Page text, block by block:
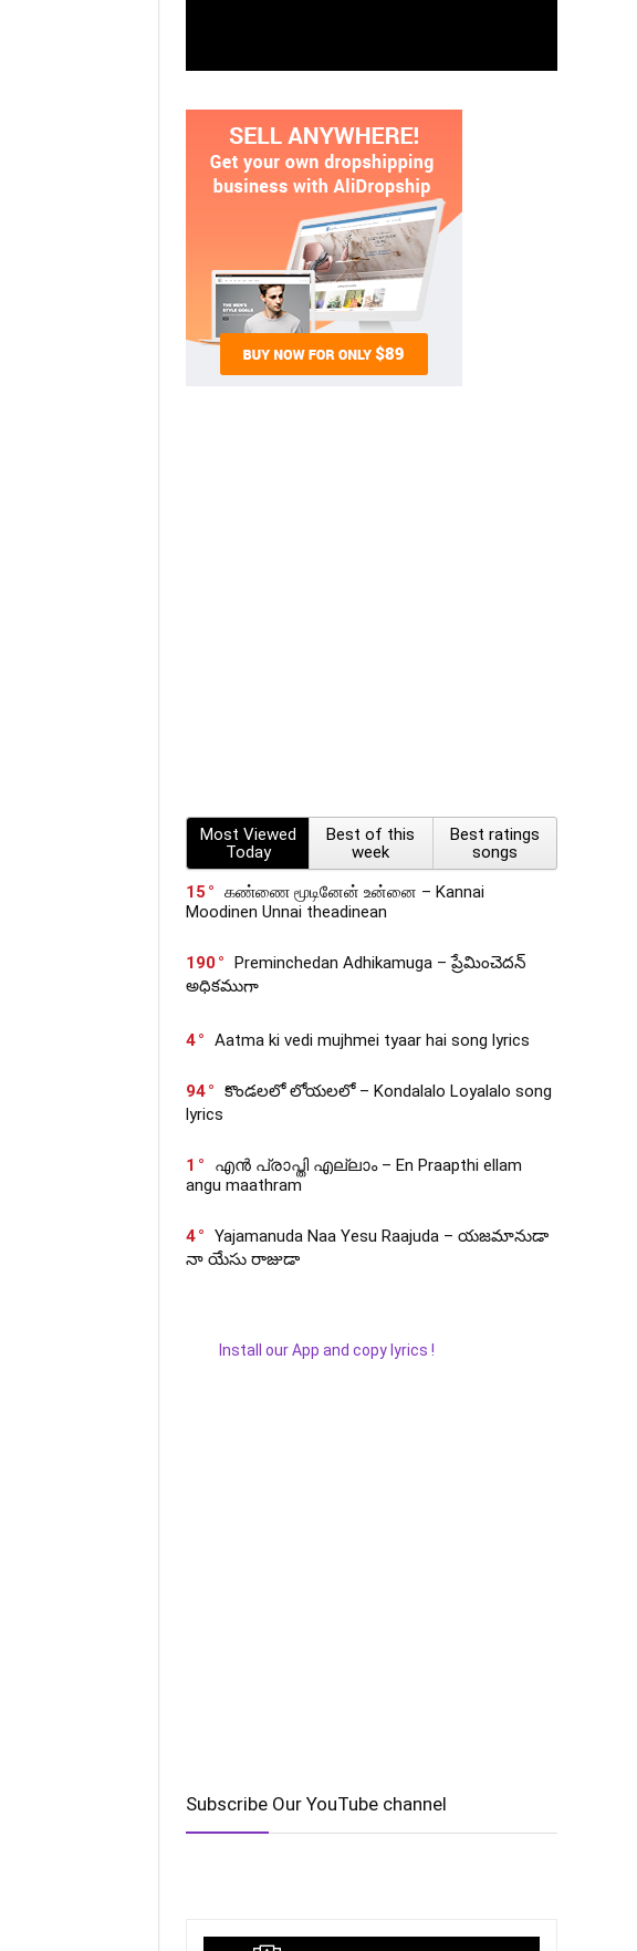
Most Viewed
Today
Best of this
week
Best ratings
songs
15
கண்ணை மூடினேன் உன்னை – Kannai
Moodinen Unnai theadinean
190
Preminchedan Adhikamuga – ప్రేమించెదన్
అధికముగా
4 Aatma ki vedi mujhmei tyaar hai song lyrics
94
కొండలలో లోయలలో – Kondalalo Loyalalo song
lyrics
1
എൻ പ്രാപ്തി എല്ലാം – En Praapthi ellam
angu maathram
4
Yajamanuda Naa Yesu Raajuda – యజమానుడా
నా యేసు రాజుడా
Install our App and copy lyrics !
Subscribe Our YouTube channel